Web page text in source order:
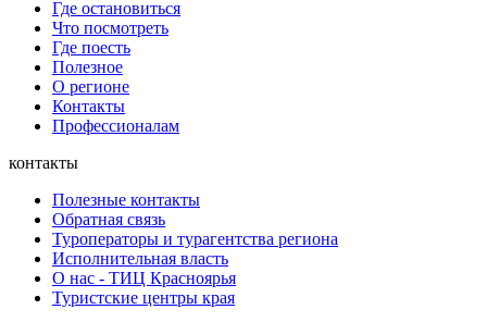
Где остановиться
Что посмотреть
Где поесть
Полезное
О регионе
Контакты
Профессионалам
контакты
Полезные контакты
Обратная связь
Туроператоры и турагентства региона
Исполнительная власть
О нас - ТИЦ Красноярья
Туристские центры края